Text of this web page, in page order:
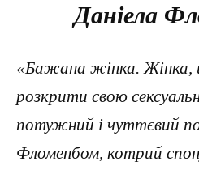
Даніела
«Бажана жінка.
розкрити свою
потужний і чуттєвий
Фломенбом, котрий